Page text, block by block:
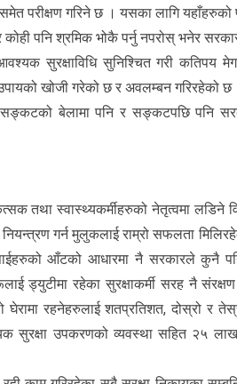
परीक्षण गरिने छ । यसका लागि यहाँहरुको
कोही पनि श्रमिक भोकै पर्नु नपरोस् भनेर
सुरक्षाविधि सुनिश्चित गरी कतिपय
खोजी गरेको छ र अवलम्बन गरिरहेको छ
बेलामा पनि र सङ्कटपछि पनि
तथा स्वास्थ्यकर्मीहरुको नेतृत्वमा
नियन्त्रण गर्न मुलुकलाई राम्रो सफलता
आँटको आधारमा नै सरकारले कुनै
ड्युटीमा रहेका सुरक्षाकर्मी सरह नै
घेरामा रहनेहरुलाई शतप्रतिशत, दोस्रो र
सुरक्षा उपकरणको व्यवस्था सहित २५ लाख